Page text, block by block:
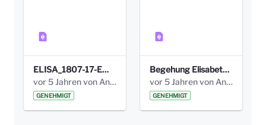
ELISA_1807-17-EW_BEZIRK-kl_compressed.pdf
vor 5 Jahren von Anni Schlumberger
GENEHMIGT
Begehung Elisabethenanlage 1.8.17_Protokoll .pdf
vor 5 Jahren von Anni Schlumberger
GENEHMIGT